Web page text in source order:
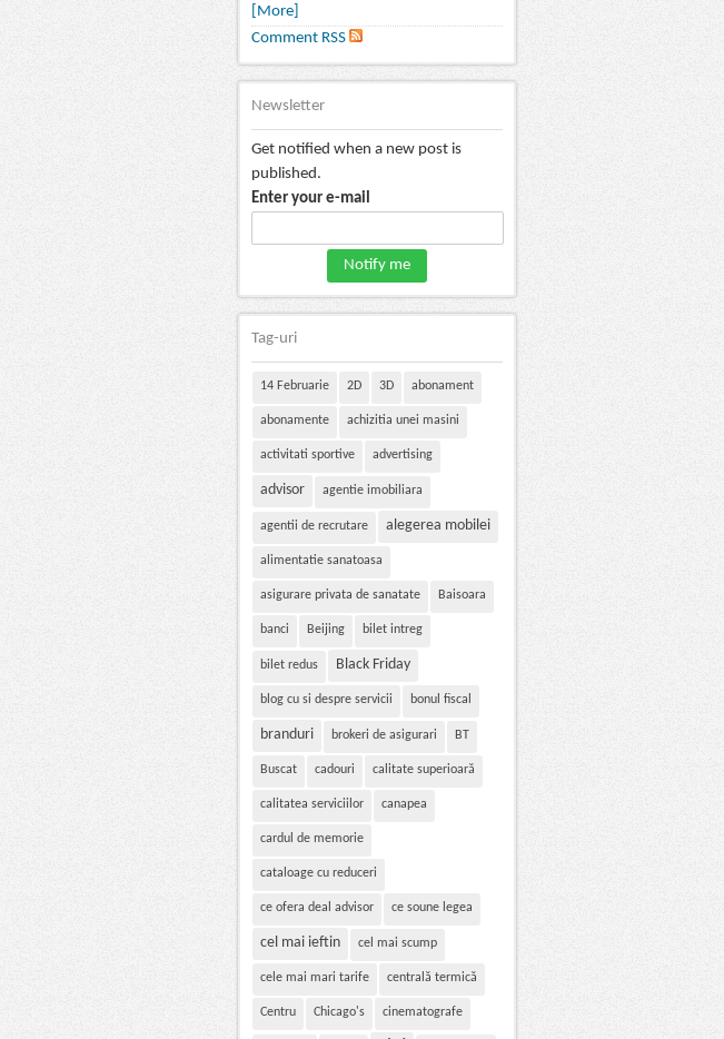
[More]
Comment RSS
Newsletter
Get notified when a new post is
published.
Enter your e-mail
Tag-uri
14 Februarie 2D 3D abonament
abonamente achizitia unei masini
activitati sportive advertising
advisor agentie imobiliara
agentii de recrutare alegerea mobilei
alimentatie sanatoasa
asigurare privata de sanatate Baisoara
banci Beijing bilet intreg
bilet redus Black Friday
blog cu si despre servicii bonul fiscal
branduri brokeri de asigurari BT
Buscat cadouri calitate superioară
calitatea serviciilor canapea
cardul de memorie
cataloage cu reduceri
ce ofera deal advisor ce soune legea
cel mai ieftin cel mai scump
cele mai mari tarife centrală termică
Centru Chicago's cinematografe